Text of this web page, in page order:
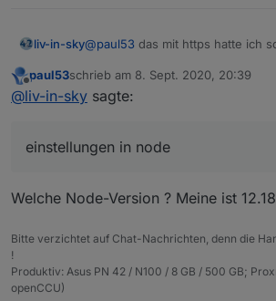
liv-in-sky@paul53 das mit https hatte ich
agent wird erkannt - aber fehler
habe einiges probiert auch mal mit
Spoiler
in einigen forum redet man von
Offline
paul53schrieb am 8. Sept. 2020, 20:39
zuletzt editiert von
@liv-in-sky sagte:
einstellungen in node
Welche Node-Version ? Meine ist
Bitte verzichtet auf Chat-Nachrichten, denn die
!
Produktiv: Asus PN 42 / N100 / 8 GB / 500 GB;
openCCU)